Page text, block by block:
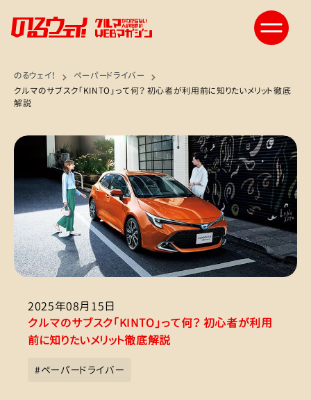
のるウェイ！
ペーパードライバー
クルマのサブスク「KINTO」って何？ 初心者が利用前に知りたいメリット徹底
解説
2025年08月15日
クルマのサブスク「KINTO」って何？ 初心者が利用
前に知りたいメリット徹底解説
#ペーパードライバー